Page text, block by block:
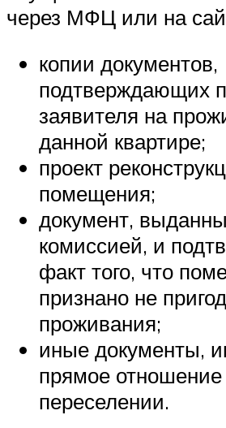
через МФЦ или на
копии документов,
подтверждающих
заявителя на
данной квартире;
проект
помещения;
документ,
комиссией, и
факт того, что
признано не
проживания;
иные документы,
прямое отношение
переселении.